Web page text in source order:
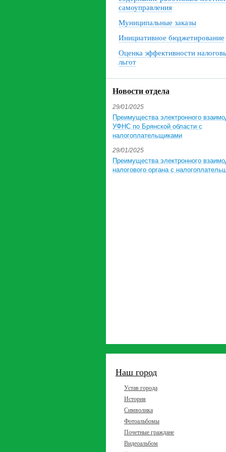
самоуправления
Муниципальные заказы
Инициативное бюджетирование
Оценка эффективности
льгот
Новости отдела
29/01/2025
Преимущества электронного
УФНС по Брянской области с
налогоплательщиками
29/01/2025
Преимущества электронного
налогового органа с
Наш город
Устав города
История
Символика
Фотоальбомы
Почетные граждане
Видеоальбом